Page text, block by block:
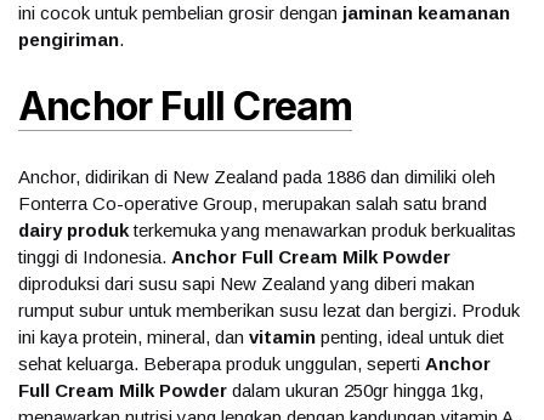
ini cocok untuk pembelian grosir dengan jaminan keamanan
pengiriman.
Anchor Full Cream
Anchor, didirikan di New Zealand pada 1886 dan dimiliki oleh
Fonterra Co-operative Group, merupakan salah satu brand
dairy produkterkemuka yang menawarkan produk berkualitas
tinggi di Indonesia. Anchor Full Cream Milk Powder
diproduksi dari susu sapi New Zealand yang diberi makan
rumput subur untuk memberikan susu lezat dan bergizi. Produk
ini kaya protein, mineral, dan vitamin penting, ideal untuk diet
sehat keluarga. Beberapa produk unggulan, seperti Anchor
Full Cream Milk Powder dalam ukuran 250gr hingga 1kg,